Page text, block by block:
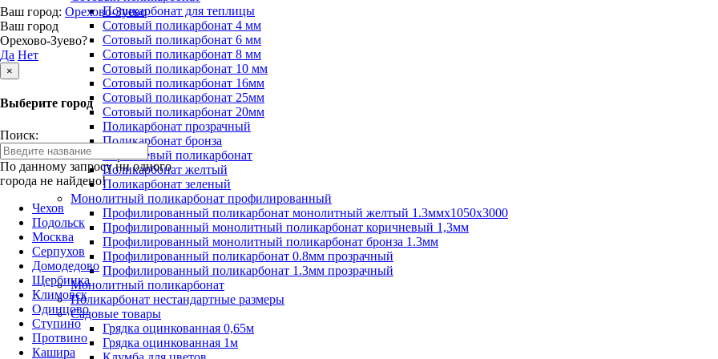
Ваш город: Орехово-Зуево
Ваш город
Орехово-Зуево?
Да Нет
×
Выберите город
Поиск:
По данному запросу ни одного
города не найдено!
Чехов
Подольск
Москва
Серпухов
Домодедово
Щербинка
Климовск
Одинцово
Ступино
Протвино
Кашира
Поликарбонат для теплицы
Сотовый поликарбонат 4 мм
Сотовый поликарбонат 6 мм
Сотовый поликарбонат 8 мм
Сотовый поликарбонат 10 мм
Сотовый поликарбонат 16мм
Сотовый поликарбонат 25мм
Сотовый поликарбонат 20мм
Поликарбонат прозрачный
Поликарбонат бронза
Коричневый поликарбонат
Поликарбонат желтый
Поликарбонат зеленый
Монолитный поликарбонат профилированный
Профилированный поликарбонат монолитный желтый 1.3ммх1050х3000
Профилированный монолитный поликарбонат коричневый 1,3мм
Профилированный монолитный поликарбонат бронза 1.3мм
Профилированный поликарбонат 0.8мм прозрачный
Профилированный поликарбонат 1.3мм прозрачный
Монолитный поликарбонат
Поликарбонат нестандартные размеры
Садовые товары
Грядка оцинкованная 0,65м
Грядка оцинкованная 1м